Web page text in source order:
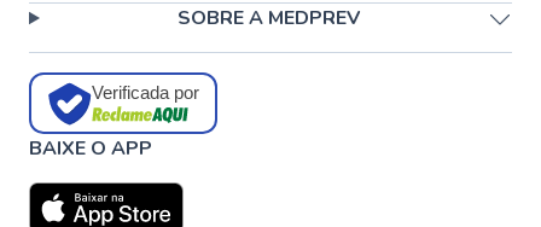
SOBRE A MEDPREV
Verificada por
BAIXE O APP